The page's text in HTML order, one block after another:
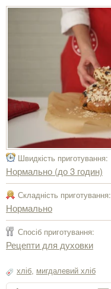
Швидкість приготування:
Нормально (до 3 годин)
Складність приготування:
Нормально
Спосіб приготування:
Рецепти для духовки
хліб, мигдалевий хліб